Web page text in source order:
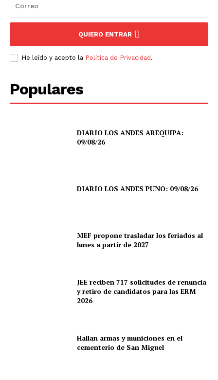
SUSCRIBETE
Diario los Andes
QUIERO ENTRAR
He leído y acepto la Política de Privacidad .
Populares
DIARIO LOS ANDES AREQUIPA:
09/08/26
DIARIO LOS ANDES PUNO: 09/08/26
MEF propone trasladar los feriados al
lunes a partir de 2027
JEE reciben 717 solicitudes de renuncia
y retiro de candidatos para las ERM
2026
Hallan armas y municiones en el
cementerio de San Miguel